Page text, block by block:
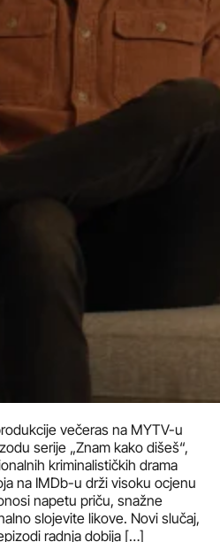
večeras na MYTV-u
serije „Znam kako dišeš“,
kriminalističkih drama
na IMDb-u drži visoku ocjenu
napetu priču, snažne
slojevite likove. Novi slučaj,
radnja dobija […]